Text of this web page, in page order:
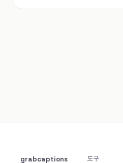
grabcaptions
도구